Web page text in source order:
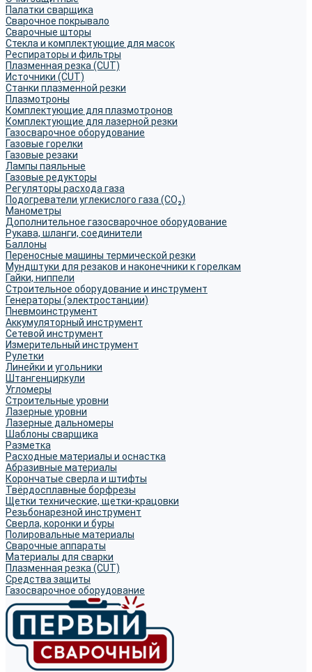
Палатки сварщика
Сварочное покрывало
Сварочные шторы
Стекла и комплектующие для масок
Респираторы и фильтры
Плазменная резка (CUT)
Источники (CUT)
Станки плазменной резки
Плазмотроны
Комплектующие для плазмотронов
Комплектующие для лазерной резки
Газосварочное оборудование
Газовые горелки
Газовые резаки
Лампы паяльные
Газовые редукторы
Регуляторы расхода газа
Подогреватели углекислого газа (CO₂)
Манометры
Дополнительное газосварочное оборудование
Рукава, шланги, соединители
Баллоны
Переносные машины термической резки
Мундштуки для резаков и наконечники к горелкам
Гайки, ниппели
Строительное оборудование и инструмент
Генераторы (электростанции)
Пневмоинструмент
Аккумуляторный инструмент
Сетевой инструмент
Измерительный инструмент
Рулетки
Линейки и угольники
Штангенциркули
Угломеры
Строительные уровни
Лазерные уровни
Лазерные дальномеры
Шаблоны сварщика
Разметка
Расходные материалы и оснастка
Абразивные материалы
Корончатые сверла и штифты
Твёрдосплавные борфрезы
Щетки технические, щетки-крацовки
Резьбонарезной инструмент
Сверла, коронки и буры
Полировальные материалы
Сварочные аппараты
Материалы для сварки
Плазменная резка (CUT)
Средства защиты
Газосварочное оборудование